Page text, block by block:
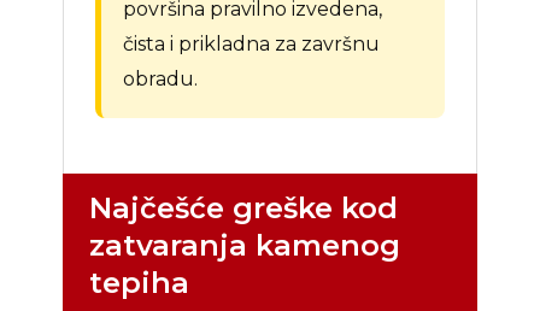
površina pravilno izvedena,
čista i prikladna za završnu
obradu.
Najčešće greške kod
zatvaranja kamenog
tepiha